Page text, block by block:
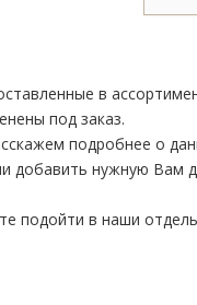
в
под заказ.
подробнее о
добавить нужную Вам
подойти в наши